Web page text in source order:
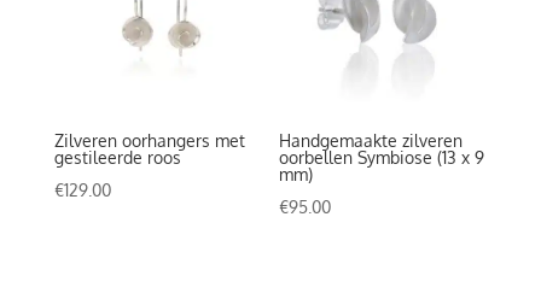
Zilveren oorhangers met
gestileerde roos
€129.00
Handgemaakte zilveren
oorbellen Symbiose (13 x 9
mm)
€95.00